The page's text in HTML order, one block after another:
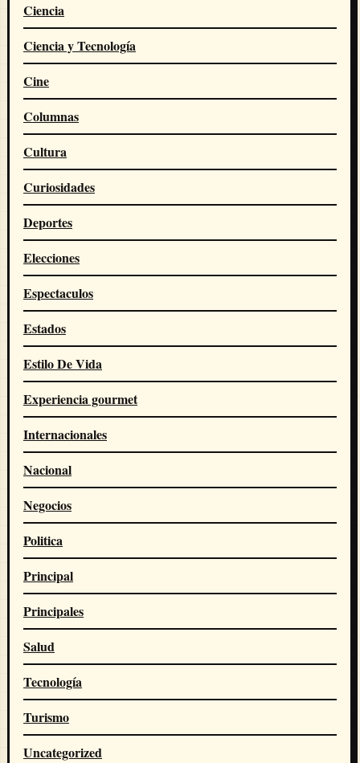
Ciencia
Ciencia y Tecnología
Cine
Columnas
Cultura
Curiosidades
Deportes
Elecciones
Espectaculos
Estados
Estilo De Vida
Experiencia gourmet
Internacionales
Nacional
Negocios
Politica
Principal
Principales
Salud
Tecnología
Turismo
Uncategorized